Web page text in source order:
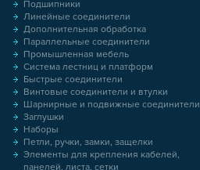
Подшипники
Линейные соединители
Дополнительная обработка
Параллельные соединители
Промышленная мебель
Система лестниц и платформ
Быстрые соединители
Винтовые соединители и втулки
Шарнирные и подвижные соединители
Заглушки
Наборы
Петли, ручки, замки, защелки
Элементы для крепления кабелей,
панелей, листа, сетки